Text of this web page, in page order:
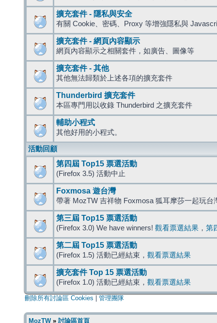
擴充套件 - 隱私與安全
有關 Cookie、密碼、Proxy 等增強隱私與
擴充套件 - 網頁內容顯示
網頁內容顯示之相關套件，如廣告、圖像等
擴充套件 - 其他
其他無法歸類於上述各項的擴充套件
Thunderbird 擴充套件
本區專門用以收錄 Thunderbird 之擴充套件
輔助小程式
其他好用的小程式。
活動回顧
第四屆 Top15 票選活動
(Firefox 3.5) 活動中止
Foxmosa 遊台灣
帶著 MozTW 吉祥物 Foxmosa 狐耳摩莎一起玩台
第三屆 Top15 票選活動
(Firefox 3.0) We have winners! 觀看票選結果 ， 第
第二屆 Top15 票選活動
(Firefox 1.5) 活動已經結束， 觀看票選結果
擴充套件 Top 15 票選活動
(Firefox 1.0) 活動已經結束， 觀看票選結果
刪除所有討論區 Cookies 管理團隊
MozTW» 討論區首頁